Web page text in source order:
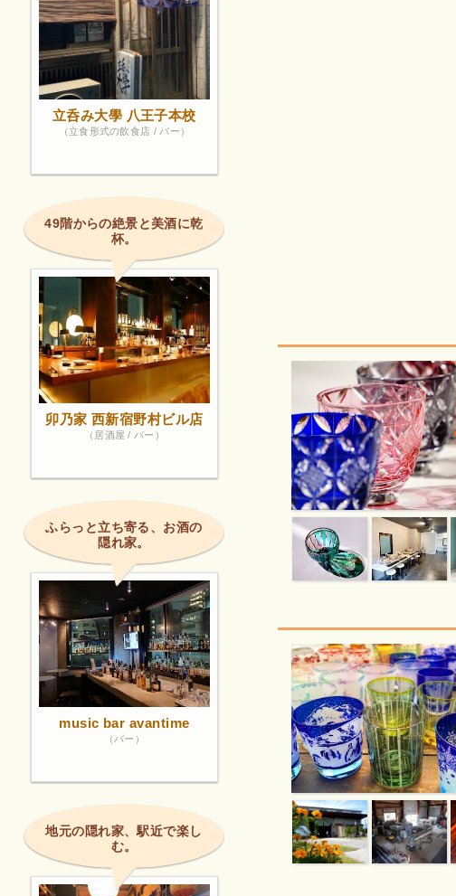
立呑み大學 八王子本校
（立食形式の飲食店 / バー）
49階からの絶景と美酒に乾
杯。
卯乃家 西新宿野村ビル店
（居酒屋 / バー）
ふらっと立ち寄る、お酒の
隠れ家。
music bar avantime
（バー）
地元の隠れ家、駅近で楽し
む。